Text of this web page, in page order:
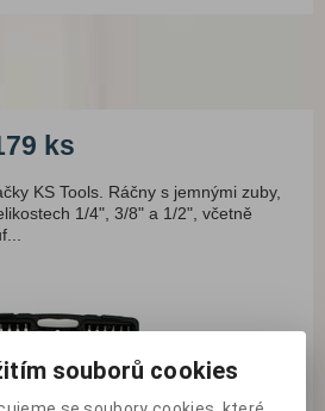
ks
KS Tools. Ráčny s jemnými zuby,
1/4", 3/8" a 1/2", včetně
souborů cookies